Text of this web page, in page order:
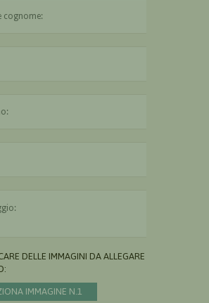
DELLE IMMAGINI DA ALLEGARE AL
IMMAGINE N.1